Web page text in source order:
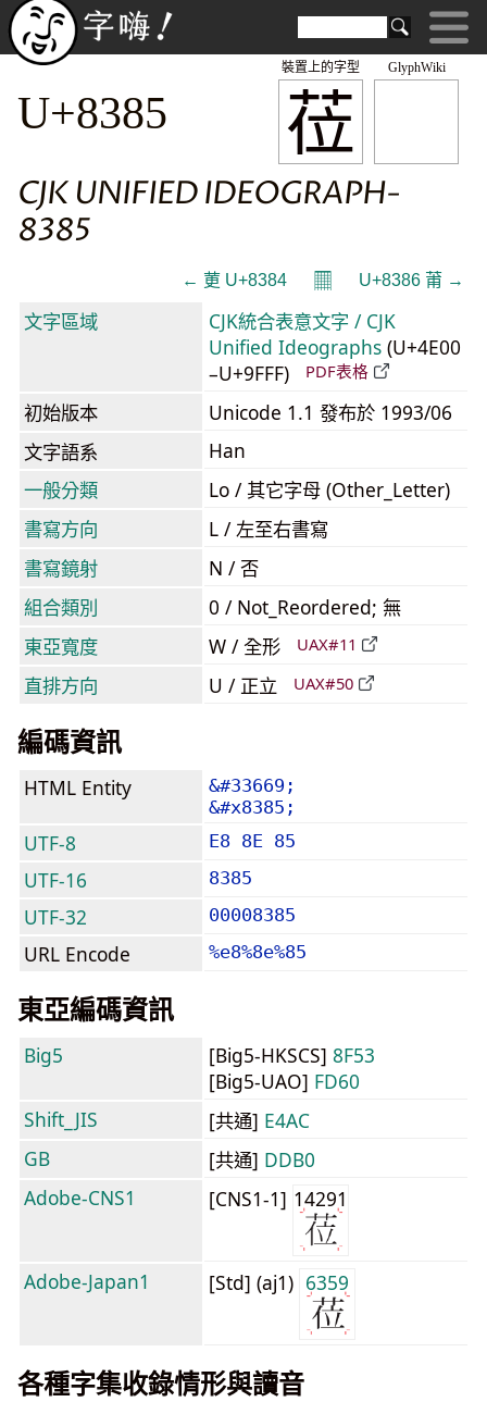
GlyphWiki
莅
裝置上的字型
U+8385
CJK UNIFIED IDEOGRAPH-
8385
← 莄 U+8384 𝄜 U+8386 莆 →
文字區域
CJK統合表意文字 / CJK
Unified Ideographs (U+4E00
–U+9FFF)
PDF表格
初始版本
Unicode 1.1 發布於 1993/06
文字語系
Han
一般分類
Lo / 其它字母 (Other_Letter)
書寫方向
L / 左至右書寫
書寫鏡射
N / 否
組合類別
0 / Not_Reordered; 無
東亞寬度
W / 全形 UAX#11
直排方向 U / 正立 UAX#50
編碼資訊
HTML Entity
&#33669;
&#x8385;
UTF-8 E8 8E 85
UTF-16 8385
UTF-32 00008385
URL Encode %e8%8e%85
東亞編碼資訊
Big5 [Big5-HKSCS] 8F53
[Big5-UAO] FD60
Shift_JIS
[共通] E4AC
GB
[共通] DDB0
Adobe-CNS1
[CNS1-1] 14291
Adobe-Japan1 [Std] (aj1) 6359
各種字集收錄情形與讀音